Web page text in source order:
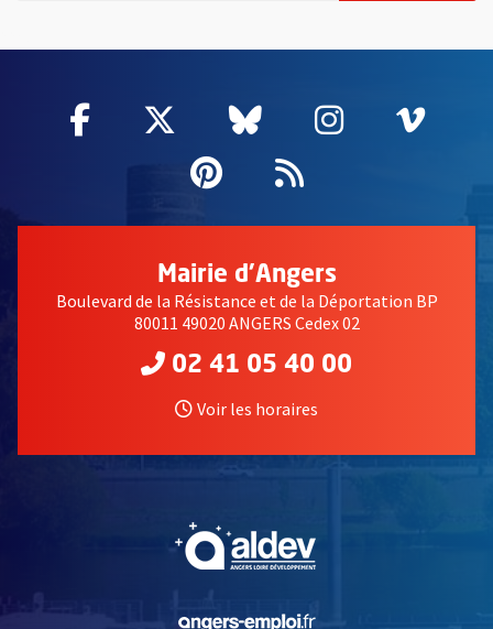
Facebook
, Ouvre une nouvelle fenêtre
Twitter
, Ouvre une nouvelle
Bluesky
, Ouvre une
Instagram
, Ouvre
,
Pinterest
, Ouvre une
Flux RSS
Mairie d'Angers
Boulevard de la Résistance et de la Déportation BP
80011 49020 ANGERS Cedex 02
02 41 05 40 00
Voir les horaires